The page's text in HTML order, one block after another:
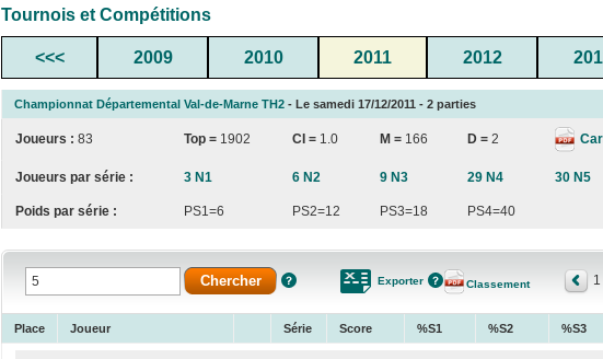
Tournois et Compétitions
<<< 2009 2010 2011 2012
Championnat Départemental Val-de-Marne TH2 - Le samedi 17/12/2011 - 2 parties
Joueurs : 83 Top = 1902 CI = 1.0 M = 166 D = 2
Joueurs par série : 3 N1 6 N2 9 N3 29 N4 30 N5
Poids par série : PS1=6 PS2=12 PS3=18 PS4=40
Exporter Classement
Place Joueur Série Score %S1 %S2 %S3